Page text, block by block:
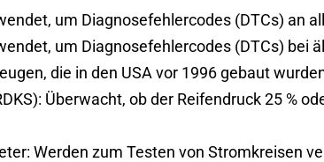
um Diagnosefehlercodes (DTCs) an
um Diagnosefehlercodes (DTCs)
die in den USA vor 1996 gebaut
Überwacht, ob der Reifendruck 25 %
Werden zum Testen von Stromkreisen